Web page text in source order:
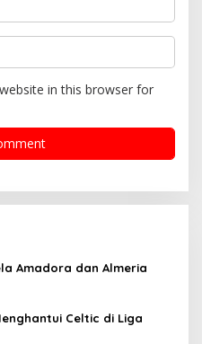
in this browser for
Amadora dan Almeria
Celtic di Liga